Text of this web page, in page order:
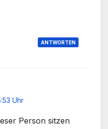
ANTWORTEN
Uhr
Person sitzen